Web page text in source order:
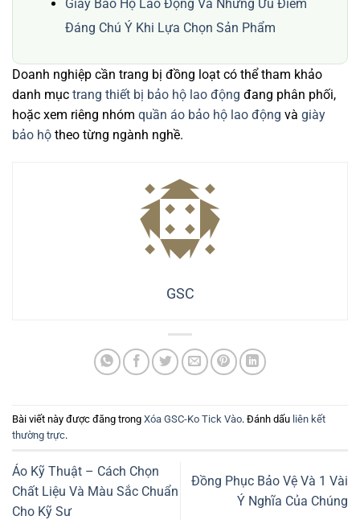
Giày Bảo Hộ Lao Động Và Những Ưu Điểm
Đáng Chú Ý Khi Lựa Chọn Sản Phẩm
Doanh nghiệp cần trang bị đồng loạt có thể tham khảo
danh mục trang thiết bị bảo hộ lao động đang phân phối,
hoặc xem riêng nhóm quần áo bảo hộ lao động và giày
bảo hộ theo từng ngành nghề.
GSC
Bài viết này được đăng trong Xóa GSC-Ko Tick Vào. Đánh dấu liên kết
thường trực.
Áo Kỹ Thuật – Cách Chọn
Chất Liệu Và Màu Sắc Chuẩn
Cho Kỹ Sư
Đồng Phục Bảo Vệ Và 1 Vài
Ý Nghĩa Của Chúng